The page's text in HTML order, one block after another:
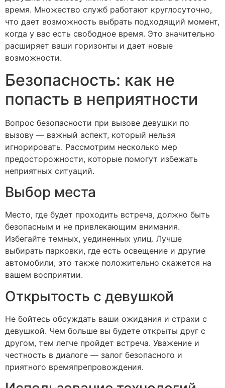
время. Множество служб работают круглосуточно,
что дает возможность выбрать подходящий момент,
когда у вас есть свободное время. Это значительно
расширяет ваши горизонты и дает новые
возможности.
Безопасность: как не
попасть в неприятности
Вопрос безопасности при вызове девушки по
вызову — важный аспект, который нельзя
игнорировать. Рассмотрим несколько мер
предосторожности, которые помогут избежать
неприятных ситуаций.
Выбор места
Место, где будет проходить встреча, должно быть
безопасным и не привлекающим внимания.
Избегайте темных, уединенных улиц. Лучше
выбирать парковки, где есть освещение и другие
автомобили, это также положительно скажется на
вашем восприятии.
Открытость с девушкой
Не бойтесь обсуждать ваши ожидания и страхи с
девушкой. Чем больше вы будете открыты друг с
другом, тем легче пройдет встреча. Уважение и
честность в диалоге — залог безопасного и
приятного времяпрепровождения.